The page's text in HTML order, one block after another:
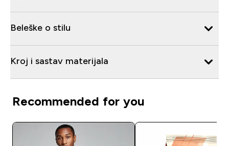
Beleške o stilu
Kroj i sastav materijala
Recommended for you